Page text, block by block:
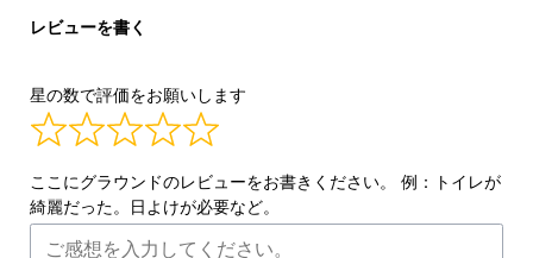
レビューを書く
星の数で評価をお願いします
ここにグラウンドのレビューをお書きください。 例：トイレが
綺麗だった。日よけが必要など。